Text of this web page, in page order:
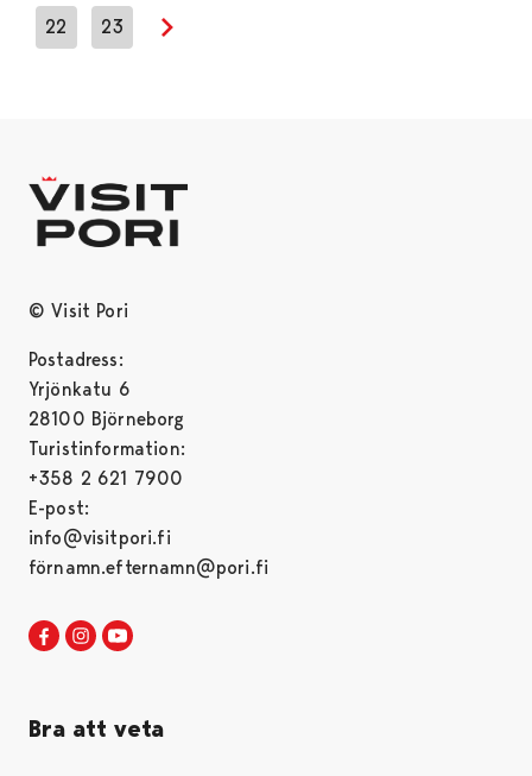
22 23
© Visit Pori
Postadress:
Yrjönkatu 6
28100 Björneborg
Turistinformation:
+358 2 621 7900
E-post:
info@visitpori.fi
förnamn.efternamn@pori.fi
Visit Pori in Facebook
Opens in a new tab
Visit Pori in Instagram
Opens in a new tab
Bra att veta